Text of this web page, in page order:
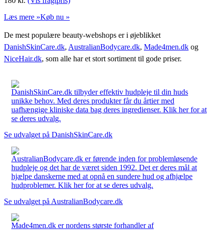
Læs mere »Køb nu »
De mest populære beauty-webshops er i øjeblikket
DanishSkinCare.dk, AustralianBodycare.dk, Made4men.dk og
NiceHair.dk, som alle har et stort sortiment til gode priser.
DanishSkinCare.dk tilbyder effektiv hudpleje til din huds
unikke behov. Med deres produkter får du årtier med
uafhængige kliniske data bag deres ingredienser. Klik her for at
se deres udvalg.
Se udvalget på DanishSkinCare.dk
AustralianBodycare.dk er førende inden for problemløsende
hudpleje og det har de været siden 1992. Det er deres mål at
hjælpe danskerne med at opnå en sundere hud og afhjælpe
hudproblemer. Klik her for at se deres udvalg.
Se udvalget på AustralianBodycare.dk
Made4men.dk er nordens største forhandler af